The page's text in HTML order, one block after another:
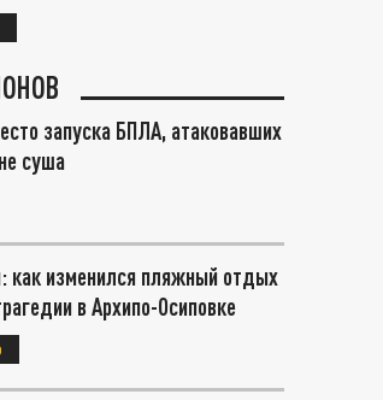
запуска БПЛА, атаковавших
суша
как изменился пляжный отдых
в Архипо-Осиповке